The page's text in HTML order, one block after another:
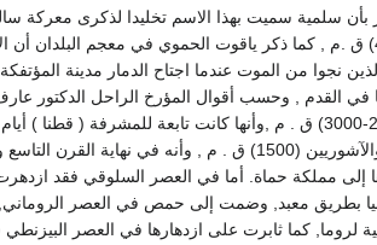
سلمية سميت بهذا الاسم تخليدا لذكرى معركة
الفرس عام (480) ق .م , كما ذكر ياقوت الحموي في معجم
نجوا من الموت عندما اجتاح الدمار مدينة
في القدم , وحسب أقوال المؤرخ الراحل الدكتور
خضعت للحثيين والآشوريين (1500) ق . م , وأنه في
إلى مملكة حماة. أما في العصر السلوقي فقد
بطريق معبد, وضمت إلى حمص في العصر الروماني,
لروما, كما ثابرت على ازدهارها في العصر